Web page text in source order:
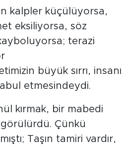
kalpler küçülüyorsa,
eksiliyorsa, söz
terazi
büyük sırrı, insanı
etmesindeydi.
kırmak, bir mabedi
görülürdü. Çünkü
Taşın tamiri vardır,